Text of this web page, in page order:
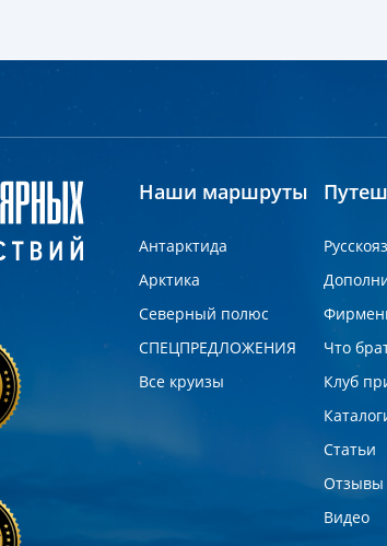
Наши маршруты
Антарктида
Арктика
Северный полюс
СПЕЦПРЕДЛОЖЕНИЯ
Все круизы
Что
Клуб
Статьи
Отзывы
Видео